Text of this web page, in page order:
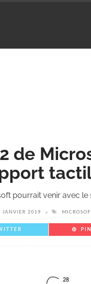
de
pourrait venir avec
JANVIER 2019